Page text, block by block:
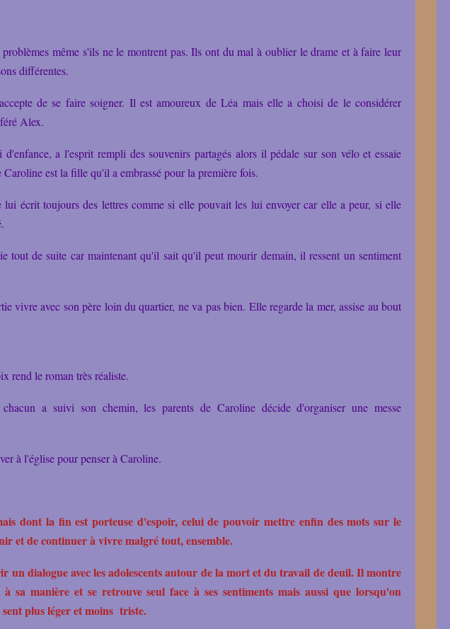
même s'ils ne le montrent pas. Ils ont du mal à oublier le drame et à faire leur
différentes.
de se faire soigner. Il est amoureux de Léa mais elle a choisi de le considérer
Alex.
a l'esprit rempli des souvenirs partagés alors il pédale sur son vélo et essaie
est la fille qu'il a embrassé pour la première fois.
lui écrit toujours des lettres comme si elle pouvait les lui envoyer car elle a peur, si elle
tout de suite car maintenant qu'il sait qu'il peut mourir demain, il ressent un sentiment
vivre avec son père loin du quartier, ne va pas bien. Elle regarde la mer, assise au bout
rend le roman très réaliste.
a suivi son chemin, les parents de Caroline décide d'organiser une messe
à l'église pour penser à Caroline.
dont la fin est porteuse d'espoir, celui de pouvoir mettre enfin des mots sur le
et de continuer à vivre malgré tout, ensemble.
un dialogue avec les adolescents autour de la mort et du travail de deuil. Il montre
sa manière et se retrouve seul face à ses sentiments mais aussi que lorsqu'on
plus léger et moins triste.